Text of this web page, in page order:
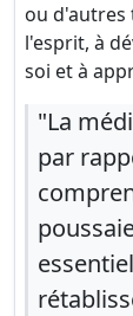
ou d'autres
l'esprit, à
soi et à
"La
par